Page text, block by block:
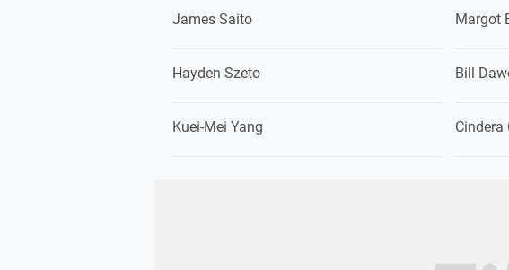
James Saito Margot
Hayden Szeto Bill
Kuei-Mei Yang Cindera